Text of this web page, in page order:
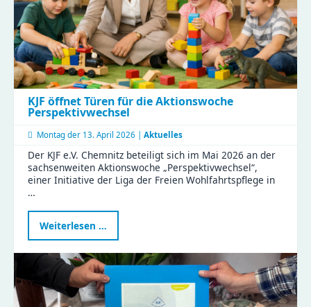
KJF öffnet Türen für die Aktionswoche
Perspektivwechsel
Montag der 13. April 2026 | Aktuelles
Der KJF e.V. Chemnitz beteiligt sich im Mai 2026 an der
sachsenweiten Aktionswoche „Perspektivwechsel“,
einer Initiative der Liga der Freien Wohlfahrtspflege in
…
Weiterlesen …
öffnet
Türen
für
die
Aktionswoche
Perspektivwechsel